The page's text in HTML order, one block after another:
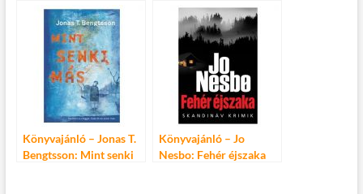
Könyvajánló – Jonas T.
Bengtsson: Mint senki
Könyvajánló – Jo
Nesbo: Fehér éjszaka